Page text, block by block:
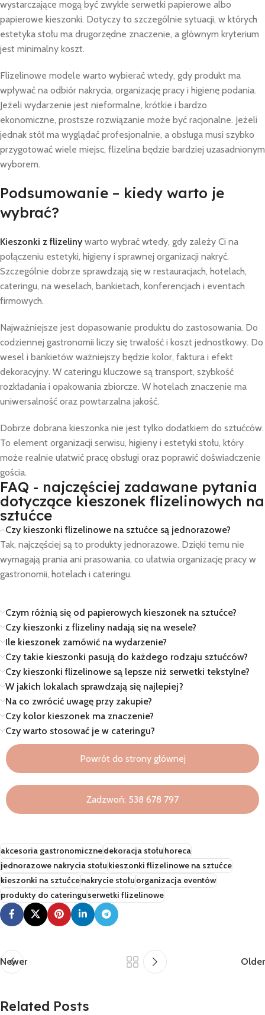
wystarczające mogą być zwykłe serwetki papierowe albo
papierowe kieszonki. Dotyczy to szczególnie sytuacji, w których
estetyka stołu ma drugorzędne znaczenie, a głównym kryterium
jest minimalny koszt.
Flizelinowe modele warto wybierać wtedy, gdy produkt ma
wpływać na odbiór nakrycia, organizację pracy i higienę podania.
Jeżeli wydarzenie jest nieformalne, krótkie i bardzo
ekonomiczne, prostsze rozwiązanie może być racjonalne. Jeżeli
jednak stół ma wyglądać profesjonalnie, a obsługa musi szybko
przygotować wiele miejsc, flizelina będzie bardziej uzasadnionym
wyborem.
Podsumowanie – kiedy warto je
wybrać?
Kieszonki z flizelinywarto wybrać wtedy, gdy zależy Ci na
połączeniu estetyki, higieny i sprawnej organizacji nakryć.
Szczególnie dobrze sprawdzają się w restauracjach, hotelach,
cateringu, na weselach, bankietach, konferencjach i eventach
firmowych.
Najważniejsze jest dopasowanie produktu do zastosowania. Do
codziennej gastronomii liczy się trwałość i koszt jednostkowy. Do
wesel i bankietów ważniejszy będzie kolor, faktura i efekt
dekoracyjny. W cateringu kluczowe są transport, szybkość
rozkładania i opakowania zbiorcze. W hotelach znaczenie ma
uniwersalność oraz powtarzalna jakość.
Dobrze dobrana kieszonka nie jest tylko dodatkiem do sztućców.
To element organizacji serwisu, higieny i estetyki stołu, który
może realnie ułatwić pracę obsługi oraz poprawić doświadczenie
gościa.
FAQ - najczęściej zadawane pytania
dotyczące kieszonek flizelinowych na
sztućce
Czy kieszonki flizelinowe na sztućce są jednorazowe?
Tak, najczęściej są to produkty jednorazowe. Dzięki temu nie
wymagają prania ani prasowania, co ułatwia organizację pracy w
gastronomii, hotelach i cateringu.
Czym różnią się od papierowych kieszonek na sztućce?
Czy kieszonki z flizeliny nadają się na wesele?
Ile kieszonek zamówić na wydarzenie?
Czy takie kieszonki pasują do każdego rodzaju sztućców?
Czy kieszonki flizelinowe są lepsze niż serwetki tekstylne?
W jakich lokalach sprawdzają się najlepiej?
Na co zwrócić uwagę przy zakupie?
Czy kolor kieszonek ma znaczenie?
Czy warto stosować je w cateringu?
Powrót do strony głównej
Zadzwoń: 538 678 797
akcesoria gastronomicznedekoracja stołuhoreca
jednorazowe nakrycia stołukieszonki flizelinowe na sztućce
kieszonki na sztućcenakrycie stołuorganizacja eventów
produkty do cateringuserwetki flizelinowe
Newer Older
Related Posts